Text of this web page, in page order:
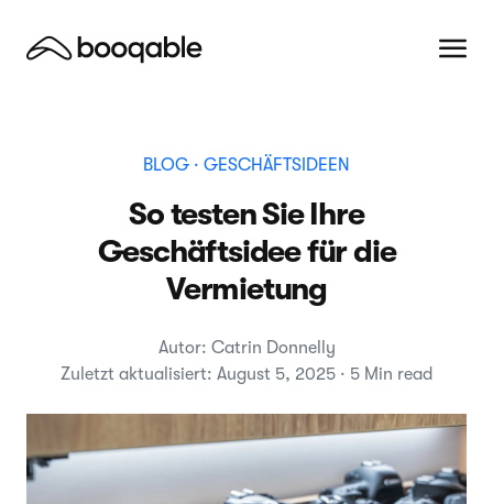
BLOG · GESCHÄFTSIDEEN
So testen Sie Ihre
Geschäftsidee für die
Vermietung
Autor: Catrin Donnelly
Zuletzt aktualisiert: August 5, 2025 · 5 Min read